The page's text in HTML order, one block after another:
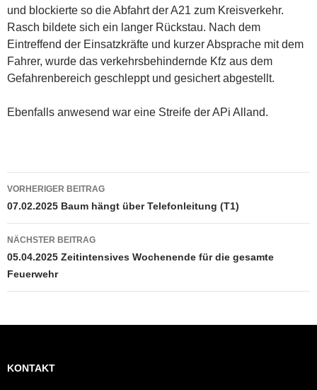
und blockierte so die Abfahrt der A21 zum Kreisverkehr.
Rasch bildete sich ein langer Rückstau. Nach dem
Eintreffend der Einsatzkräfte und kurzer Absprache mit dem
Fahrer, wurde das verkehrsbehindernde Kfz aus dem
Gefahrenbereich geschleppt und gesichert abgestellt.
Ebenfalls anwesend war eine Streife der APi Alland.
Beitragsnavigation
VORHERIGER BEITRAG
07.02.2025 Baum hängt über Telefonleitung (T1)
NÄCHSTER BEITRAG
05.04.2025 Zeitintensives Wochenende für die gesamte
Feuerwehr
KONTAKT